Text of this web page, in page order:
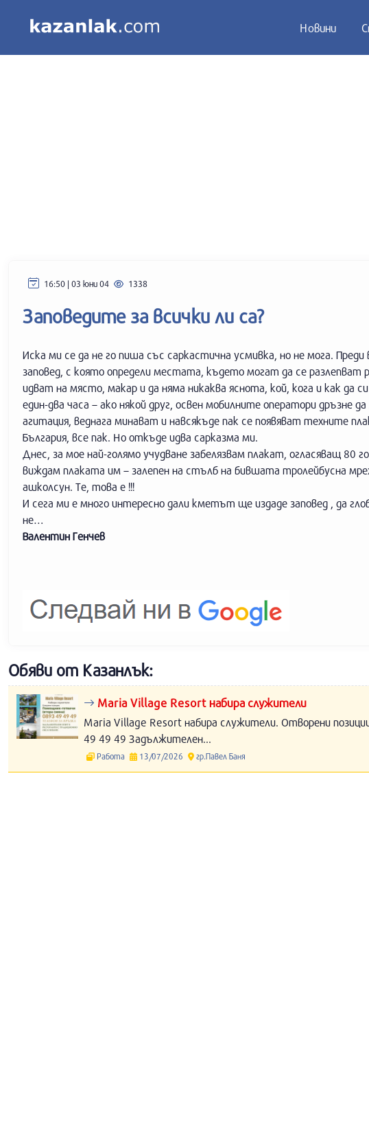
Новини
16:50 | 03 юни 04 1338
Заповедите за всички ли са?
Иска ми се да не го пиша със саркастична усмивка, но не мога.
заповед, с която определи местата, където могат да се разлепват
идват на място, макар и да няма никаква яснота, кой, кога и как
един-два часа – ако някой друг, освен мобилните оператори дръзне
агитация, веднага минават и навсякъде пак се появяват техните
България, все пак. Но откъде идва сарказма ми.
Днес, за мое най-голямо учудване забелязвам плакат, огласяващ 80
виждам плаката им – залепен на стълб на бившата тролейбусна
ашколсун. Те, това е !!!
И сега ми е много интересно дали кметът ще издаде заповед , да
не…
Валентин Генчев
Обяви от Казанлък:
Maria Village Resort набира служители
Maria Village Resort набира служители. Отворени
49 49 49 Задължителен...
Работа 13/07/2026 гр.Павел Баня